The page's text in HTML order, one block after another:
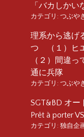
「バカしかい
カテゴリ: つぶや
理系から逃げ
つ （１）ヒ
（２）間違
通に兵隊
カテゴリ: つぶや
SGT&BD オ
Prêt à porter
カテゴリ: 独自企